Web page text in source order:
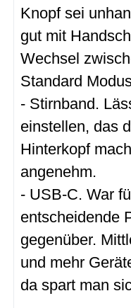
Knopf sei
gut mit
Wechsel
Standard
- Stirnband.
einstellen, das
Hinterkopf
angenehm.
- USB-C. War
entscheidende
gegenüber.
und mehr
da spart man